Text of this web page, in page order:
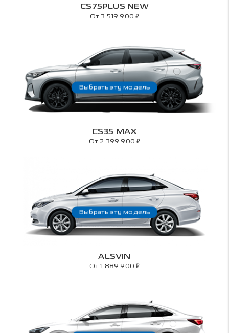
CS75PLUS NEW
От 3 519 900₽
CS35 MAX
От 2 399 900₽
Выбрать эту модель
ALSVIN
От 1 889 900₽
Выбрать эту модель